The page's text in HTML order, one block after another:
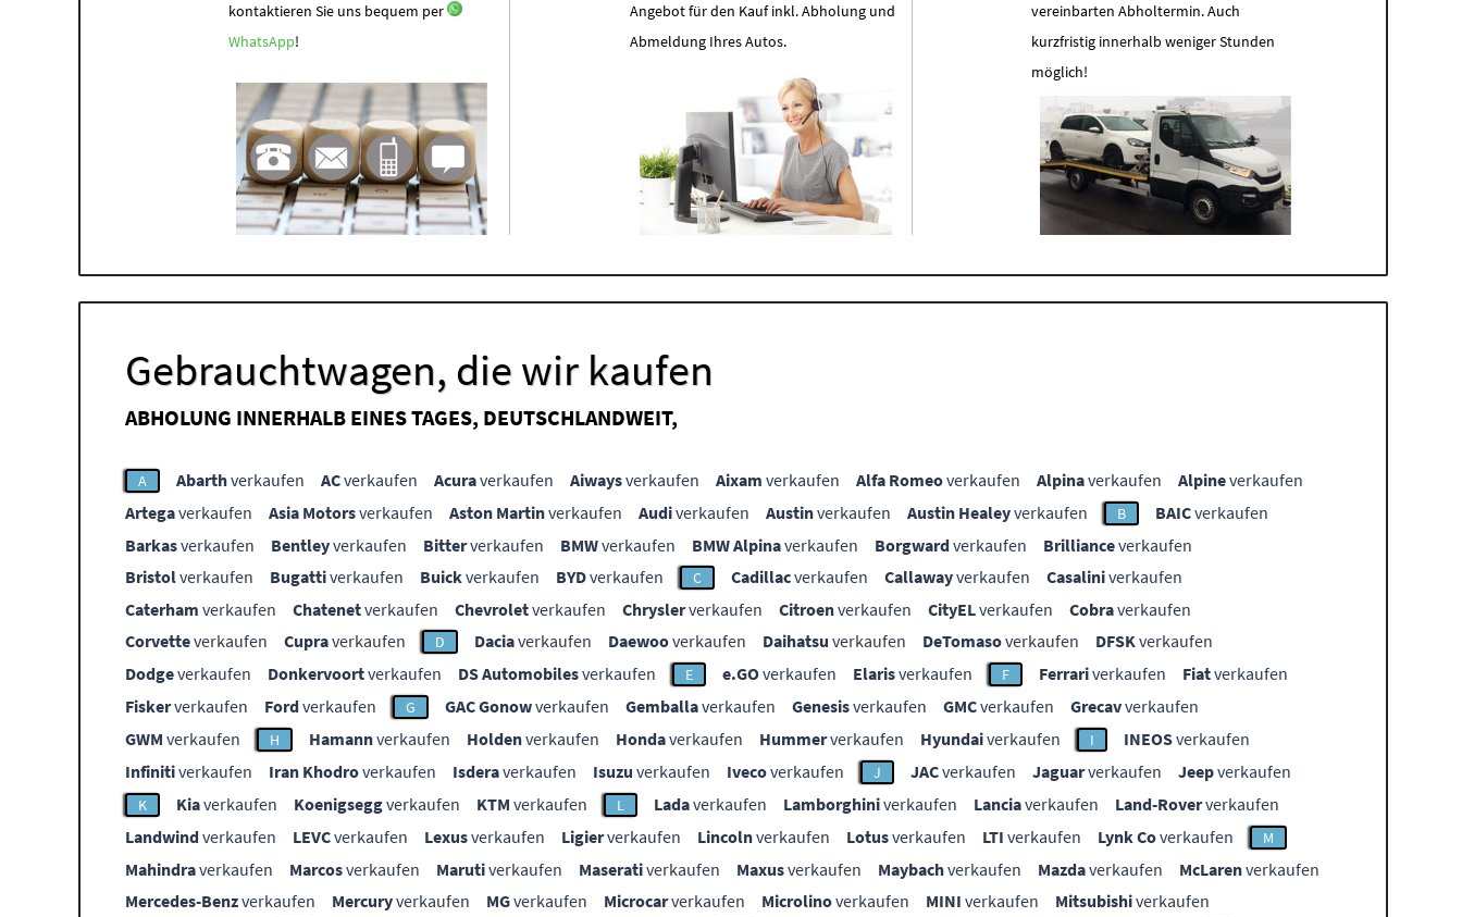
kontaktieren Sie uns bequem per
WhatsApp!
Angebot für den Kauf inkl. Abholung und
Abmeldung Ihres Autos.
vereinbarten Abholtermin. Auch
kurzfristig innerhalb weniger Stunden
möglich!
Gebrauchtwagen, die wir kaufen
ABHOLUNG INNERHALB EINES TAGES, DEUTSCHLANDWEIT,
A Abarthverkaufen ACverkaufen Acuraverkaufen Aiwaysverkaufen Aixam verkaufen Alfa Romeoverkaufen Alpinaverkaufen Alpineverkaufen
Artegaverkaufen Asia Motorsverkaufen Aston Martinverkaufen Audiverkaufen Austinverkaufen Austin Healeyverkaufen B BAICverkaufen
Barkasverkaufen Bentleyverkaufen Bitterverkaufen BMWverkaufen BMW Alpinaverkaufen Borgwardverkaufen Brillianceverkaufen
Bristolverkaufen Bugattiverkaufen Buickverkaufen BYDverkaufen C Cadillacverkaufen Callawayverkaufen Casaliniverkaufen
Caterham verkaufen Chatenetverkaufen Chevroletverkaufen Chryslerverkaufen Citroenverkaufen CityELverkaufen Cobraverkaufen
Corvetteverkaufen Cupraverkaufen D Daciaverkaufen Daewooverkaufen Daihatsu verkaufen DeTomasoverkaufen DFSKverkaufen
Dodgeverkaufen Donkervoortverkaufen DS Automobilesverkaufen E e.GOverkaufen Elarisverkaufen F Ferrariverkaufen Fiatverkaufen
Fiskerverkaufen Fordverkaufen G GAC Gonowverkaufen Gemballaverkaufen Genesisverkaufen GMCverkaufen Grecavverkaufen
GWM verkaufen H Hamannverkaufen Holdenverkaufen Hondaverkaufen Hummerverkaufen Hyundaiverkaufen I INEOSverkaufen
Infinitiverkaufen Iran Khodroverkaufen Isderaverkaufen Isuzu verkaufen Ivecoverkaufen J JACverkaufen Jaguarverkaufen Jeepverkaufen
K Kiaverkaufen Koenigseggverkaufen KTM verkaufen L Ladaverkaufen Lamborghiniverkaufen Lanciaverkaufen Land-Roververkaufen
Landwindverkaufen LEVCverkaufen Lexusverkaufen Ligierverkaufen Lincolnverkaufen Lotusverkaufen LTI verkaufen Lynk Coverkaufen M
Mahindraverkaufen Marcosverkaufen Marutiverkaufen Maserativerkaufen Maxusverkaufen Maybachverkaufen Mazdaverkaufen McLarenverkaufen
Mercedes-Benzverkaufen Mercuryverkaufen MGverkaufen Microcarverkaufen Microlinoverkaufen MINI verkaufen Mitsubishiverkaufen